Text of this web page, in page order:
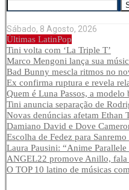
Sábado, 8 Agosto, 2026
Últimas LatinPop
Tini volta com ‘La Triple T’
Marco Mengoni lança sua
Bad Bunny mescla ritmos no
Ex confirma ruptura e revela
Quem é Luna Passos, a
Tini anuncia separação de
Novas denúncias afetam Ethan
Damiano David e Dove
Escolha de Fedez para
Laura Pausini: “Anime
ANGEL22 promove Anillo, fala
O TOP 10 latino de músicas